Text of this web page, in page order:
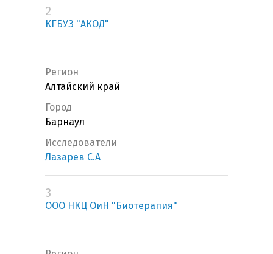
2
КГБУЗ "АКОД"
Регион
Алтайский край
Город
Барнаул
Исследователи
Лазарев С.А
3
ООО НКЦ ОиН "Биотерапия"